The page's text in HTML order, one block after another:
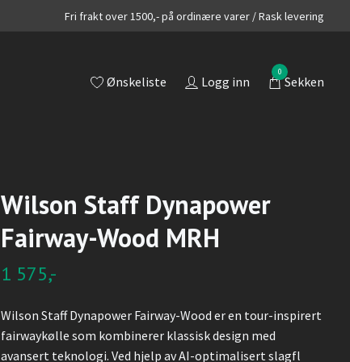
Fri frakt over 1500,- på ordinære varer / Rask levering
Ønskeliste Logg inn
0
Sekken
Wilson Staff Dynapower
Fairway-Wood MRH
1 575,-
Wilson Staff Dynapower Fairway-Wood er en tour-inspirert
fairwaykølle som kombinerer klassisk design med
avansert teknologi. Ved hjelp av AI-optimalisert slagfl